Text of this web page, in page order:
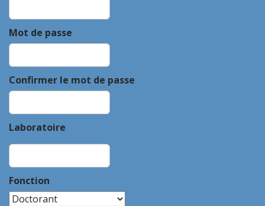
Mot de passe
Confirmer le mot de passe
Laboratoire
Fonction